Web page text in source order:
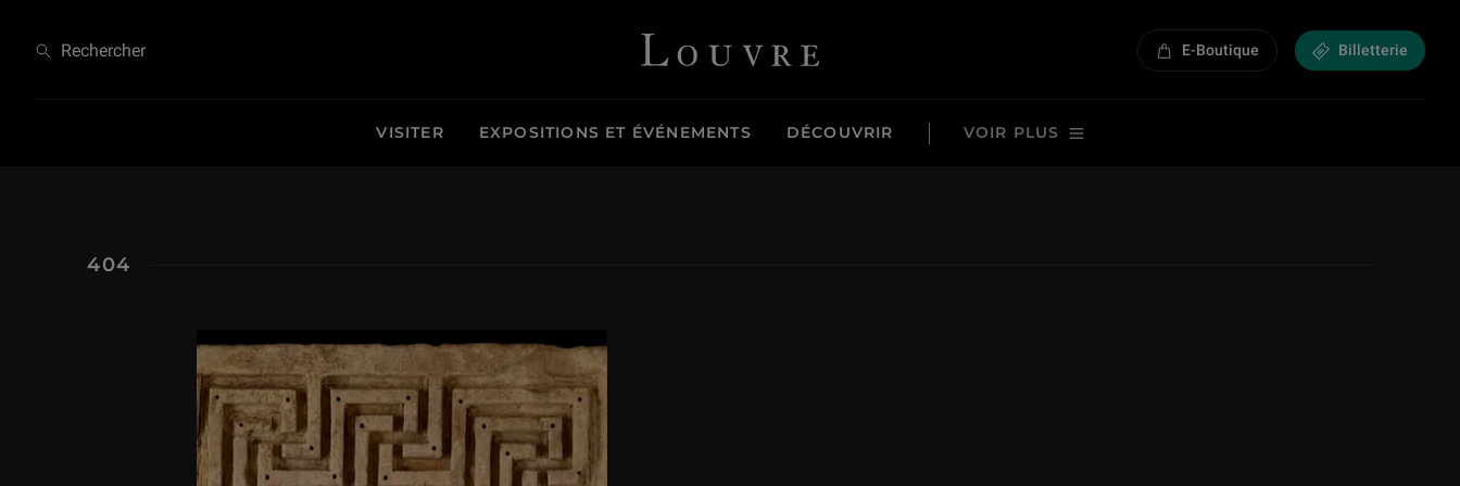
Rechercher Louvre - Retour à l'accueil E-Boutique Billetterie
VISITER EXPOSITIONS ET ÉVÉNEMENTS DÉCOUVRIR VOIR PLUS
404